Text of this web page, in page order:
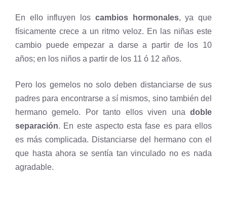
En ello influyen los cambios hormonales, ya que
físicamente crece a un ritmo veloz. En las niñas este
cambio puede empezar a darse a partir de los 10
años; en los niños a partir de los 11 ó 12 años.
Pero los gemelos no solo deben distanciarse de sus
padres para encontrarse a sí mismos, sino también del
hermano gemelo. Por tanto ellos viven una doble
separación. En este aspecto esta fase es para ellos
es más complicada. Distanciarse del hermano con el
que hasta ahora se sentía tan vinculado no es nada
agradable.